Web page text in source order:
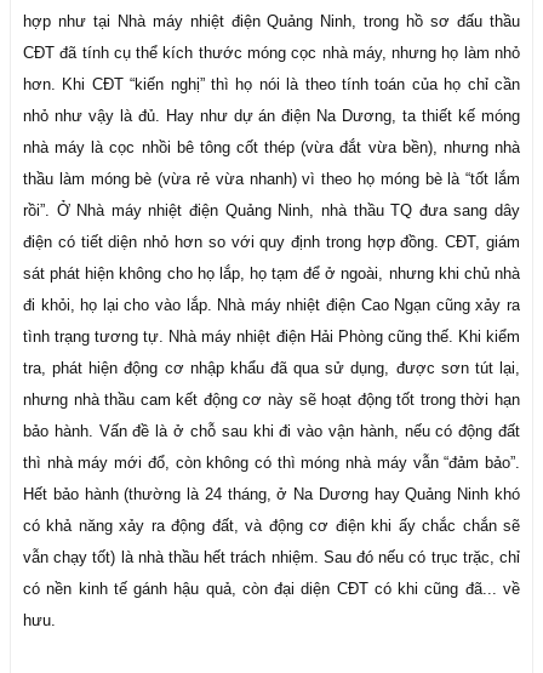
hợp như tại Nhà máy nhiệt điện Quảng Ninh, trong hồ sơ đấu thầu
CĐT đã tính cụ thể kích thước móng cọc nhà máy, nhưng họ làm nhỏ
hơn. Khi CĐT “kiến nghị” thì họ nói là theo tính toán của họ chỉ cần
nhỏ như vậy là đủ. Hay như dự án điện Na Dương, ta thiết kế móng
nhà máy là cọc nhồi bê tông cốt thép (vừa đắt vừa bền), nhưng nhà
thầu làm móng bè (vừa rẻ vừa nhanh) vì theo họ móng bè là “tốt lắm
rồi”. Ở Nhà máy nhiệt điện Quảng Ninh, nhà thầu TQ đưa sang dây
điện có tiết diện nhỏ hơn so với quy định trong hợp đồng. CĐT, giám
sát phát hiện không cho họ lắp, họ tạm để ở ngoài, nhưng khi chủ nhà
đi khỏi, họ lại cho vào lắp. Nhà máy nhiệt điện Cao Ngạn cũng xảy ra
tình trạng tương tự. Nhà máy nhiệt điện Hải Phòng cũng thế. Khi kiểm
tra, phát hiện động cơ nhập khẩu đã qua sử dụng, được sơn tút lại,
nhưng nhà thầu cam kết động cơ này sẽ hoạt động tốt trong thời hạn
bảo hành. Vấn đề là ở chỗ sau khi đi vào vận hành, nếu có động đất
thì nhà máy mới đổ, còn không có thì móng nhà máy vẫn “đảm bảo”.
Hết bảo hành (thường là 24 tháng, ở Na Dương hay Quảng Ninh khó
có khả năng xảy ra động đất, và động cơ điện khi ấy chắc chắn sẽ
vẫn chạy tốt) là nhà thầu hết trách nhiệm. Sau đó nếu có trục trặc, chỉ
có nền kinh tế gánh hậu quả, còn đại diện CĐT có khi cũng đã... về
hưu.